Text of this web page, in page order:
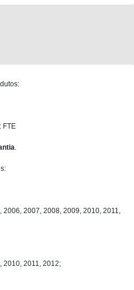
FTE
2007, 2008, 2009, 2010, 2011,
2010, 2011, 2012;